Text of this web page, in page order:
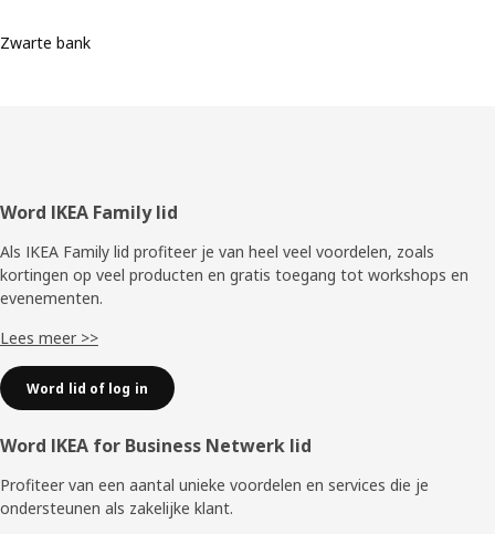
Zwarte bank
Voettekst
Word IKEA Family lid
Als IKEA Family lid profiteer je van heel veel voordelen, zoals
kortingen op veel producten en gratis toegang tot workshops en
evenementen.
Lees meer >>
Word lid of log in
Word IKEA for Business Netwerk lid
Profiteer van een aantal unieke voordelen en services die je
ondersteunen als zakelijke klant.